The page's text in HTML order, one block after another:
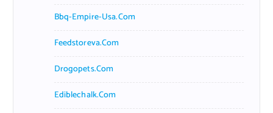
Bbq-Empire-Usa.com
Feedstoreva.com
Drogopets.com
Ediblechalk.com